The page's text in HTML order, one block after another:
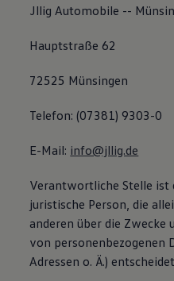
Jllig Automobile --
Hauptstraße 62
72525 Münsingen
Telefon: (07381) 9303-0
E-Mail: info@jllig.de
Verantwortliche Stelle ist
juristische Person, die
anderen über die Zwecke
von personenbezogenen
Adressen o. Ä.)